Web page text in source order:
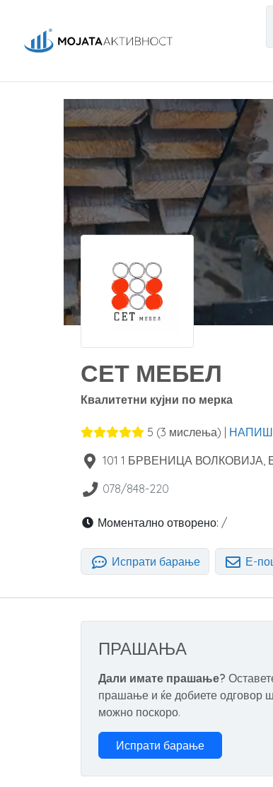
СЕТ МЕБЕЛ
Квалитетни кујни по мерка
5 (3 мислења) |
101 1 БРВЕНИЦА ВОЛКОВИЈА,
078/848-220
Моментално отворено: /
Испрати барање Е-
ПРАШАЊА
Дали имате прашање?
прашање и ќе добиете одговор
можно поскоро.
Испрати барање